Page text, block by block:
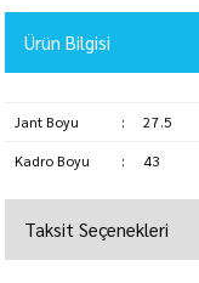
Ürün Bilgisi
Jant Boyu :
27.5
Kadro Boyu
: 43
Taksit Seçenekleri